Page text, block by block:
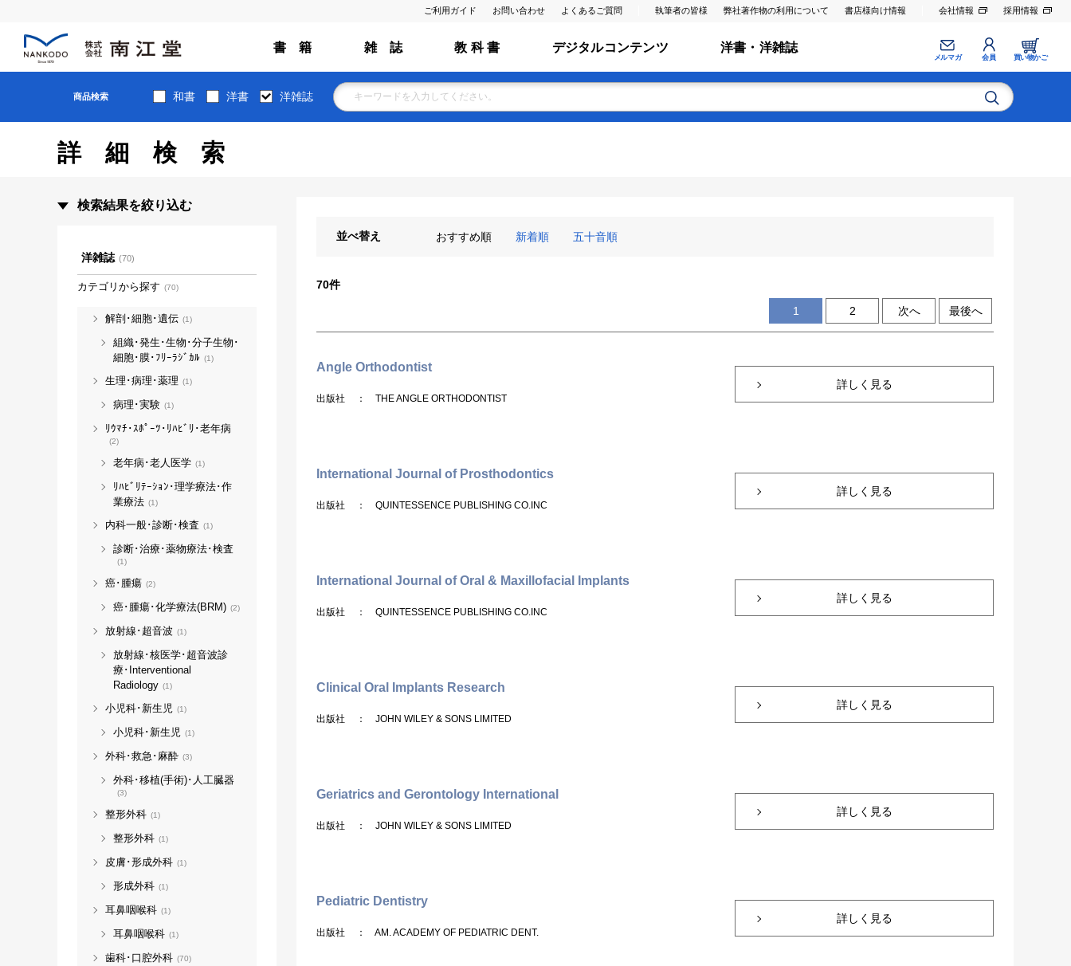
ご利用ガイド お問い合わせ よくあるご質問 執筆者の皆様 弊社著作物の利用について 書店様向け情報 会社情報 採用情報
書 籍 雑 誌 教 科 書 デジタルコンテンツ 洋書・洋雑誌
メルマガ 会員 買い物かご
商品検索 和書 洋書 洋雑誌
詳細検索
並べ替え おすすめ順 新着順 五十音順
70件
1 2 次へ 最後へ
Angle Orthodontist
出版社 ： THE ANGLE ORTHODONTIST
詳しく見る
International Journal of Prosthodontics
出版社 ： QUINTESSENCE PUBLISHING CO.INC
詳しく見る
International Journal of Oral & Maxillofacial Implants
出版社 ： QUINTESSENCE PUBLISHING CO.INC
詳しく見る
Clinical Oral Implants Research
出版社 ： JOHN WILEY & SONS LIMITED
詳しく見る
Geriatrics and Gerontology International
出版社 ： JOHN WILEY & SONS LIMITED
詳しく見る
Pediatric Dentistry
出版社 ： AM. ACADEMY OF PEDIATRIC DENT.
詳しく見る
検索結果を絞り込む
洋雑誌 (70)
カテゴリから探す (70)
解剖･細胞･遺伝 (1)
組織･発生･生物･分子生物･
細胞･膜･ﾌﾘｰﾗｼﾞｶﾙ (1)
生理･病理･薬理 (1)
病理･実験 (1)
ﾘｳﾏﾁ･ｽﾎﾟｰﾂ･ﾘﾊﾋﾞﾘ･老年病
(2)
老年病･老人医学 (1)
ﾘﾊﾋﾞﾘﾃｰｼｮﾝ･理学療法･作
業療法 (1)
内科一般･診断･検査 (1)
診断･治療･薬物療法･検査
(1)
癌･腫瘍 (2)
癌･腫瘍･化学療法(BRM) (2)
放射線･超音波 (1)
放射線･核医学･超音波診
療･Interventional
Radiology (1)
小児科･新生児 (1)
小児科･新生児 (1)
外科･救急･麻酔 (3)
外科･移植(手術)･人工臓器
(3)
整形外科 (1)
整形外科 (1)
皮膚･形成外科 (1)
形成外科 (1)
耳鼻咽喉科 (1)
耳鼻咽喉科 (1)
歯科･口腔外科 (70)